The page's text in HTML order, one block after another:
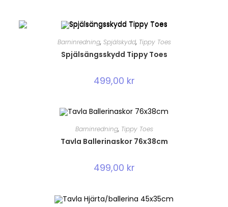
Barninredning, Spjälskydd, Tippy Toes
Spjälsängsskydd Tippy Toes
499,00 kr
Barninredning, Tippy Toes
Tavla Ballerinaskor 76x38cm
499,00 kr